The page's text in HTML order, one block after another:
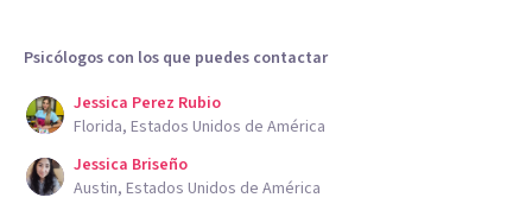
Psicólogos con los que puedes contactar
Jessica Perez Rubio
Florida, Estados Unidos de América
Jessica Briseño
Austin, Estados Unidos de América